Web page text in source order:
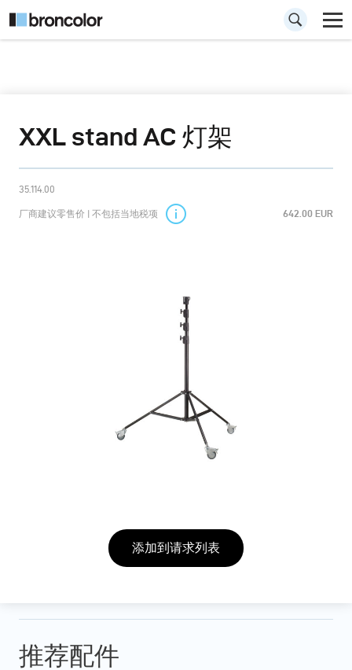
XXL stand AC 灯架
35.114.00
厂商建议零售价 | 不包括当地税项 642.00 EUR
添加到请求列表
推荐配件